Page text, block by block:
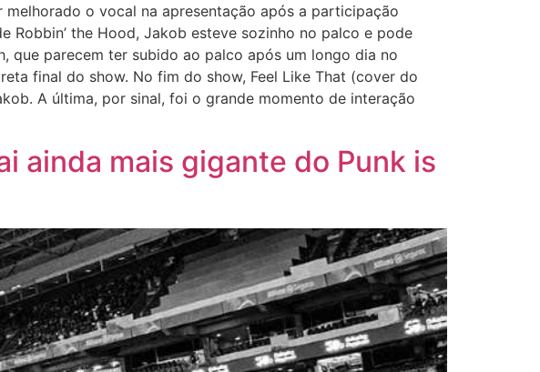
melhorado o vocal na apresentação após a participação
Robbin’ the Hood, Jakob esteve sozinho no palco e pode
que parecem ter subido ao palco após um longo dia no
final do show. No fim do show, Feel Like That (cover do
A última, por sinal, foi o grande momento de interação
ainda mais gigante do Punk is